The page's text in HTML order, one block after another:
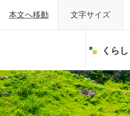
本文へ移動 文字サイズ
くら